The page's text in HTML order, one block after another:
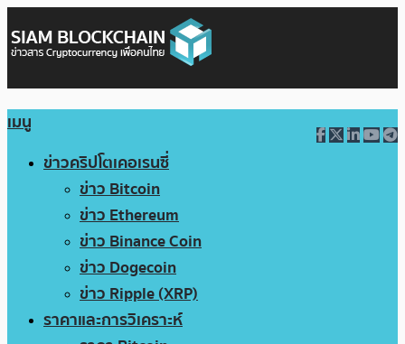
เมนู
ข่าวคริปโตเคอเรนซี่
ข่าว Bitcoin
ข่าว Ethereum
ข่าว Binance Coin
ข่าว Dogecoin
ข่าว Ripple (XRP)
ราคาและการวิเคราะห์